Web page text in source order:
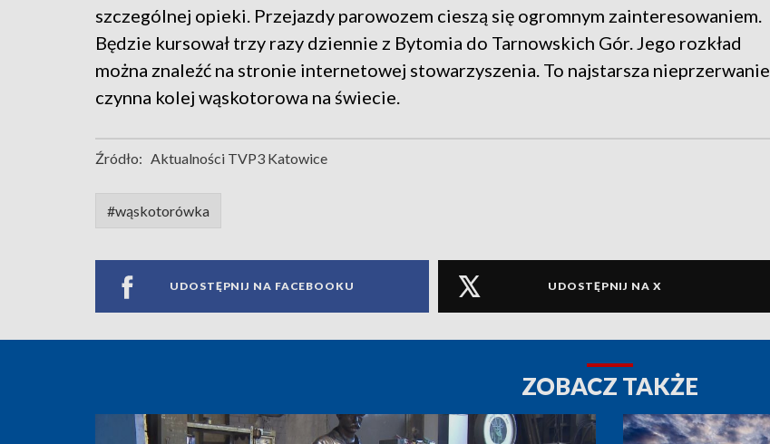
szczególnej opieki. Przejazdy parowozem cieszą się ogromnym zainteresowaniem.
Będzie kursował trzy razy dziennie z Bytomia do Tarnowskich Gór. Jego rozkład
można znaleźć na stronie internetowej stowarzyszenia. To najstarsza nieprzerwanie
czynna kolej wąskotorowa na świecie.
Źródło: Aktualności TVP3 Katowice
#wąskotorówka
UDOSTĘPNIJ NA FACEBOOKU UDOSTĘPNIJ NA X
ZOBACZ TAKŻE